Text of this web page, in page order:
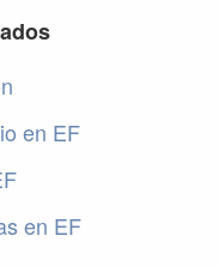
en EF
en EF